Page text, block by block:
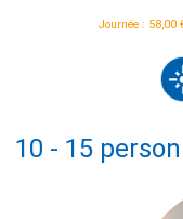
Journée : 58,00
10 - 15